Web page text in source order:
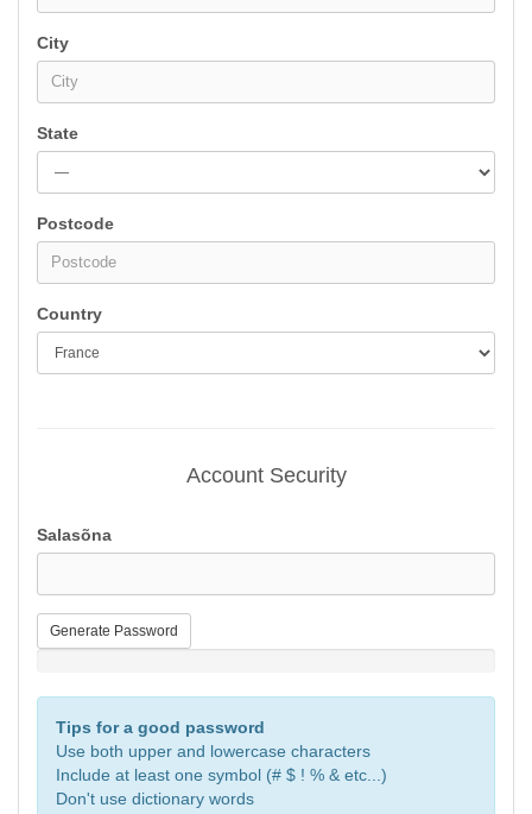
City
State
Postcode
Country
Account Security
Salasõna
Generate Password
Tips for a good password
Use both upper and lowercase characters
Include at least one symbol (# $ ! % & etc...)
Don't use dictionary words